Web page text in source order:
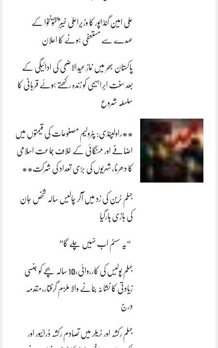
علی امین گنڈاپور کا وزیراعلیٰ خیبرپختونخوا کے
عہدے سے مستعفی ہونے کا اعلان
پاکستان بھر میں نمازِ عیدالاضحی کی ادائیگی کے
بعد سنتِ ابراہیمی کو زندہ رکھتے ہوئے قربانی کا
سلسلہ شروع
**راولپنڈی: پٹرولیم مصنوعات کی قیمتوں میں
اضافے اور مہنگائی کے خلاف جماعت اسلامی
کا دھرنا، شہریوں کی بڑی تعداد کی شرکت**
جہلم ٹرین کی زد میں آکر چالیس سالہ شخص جان
کی بازی ہارگیا
“یہ سسٹم اب نہیں چلے گا”
جہلم پولیس کی کارروائی،10 سالہ بچے کو جنسی
زیادتی کا نشانہ بنانے والا ملزم گرفتار،مقدمہ
درج
جہلم رکشہ اور ٹریلر میں تصادم رکشہ ڈرائیور اور